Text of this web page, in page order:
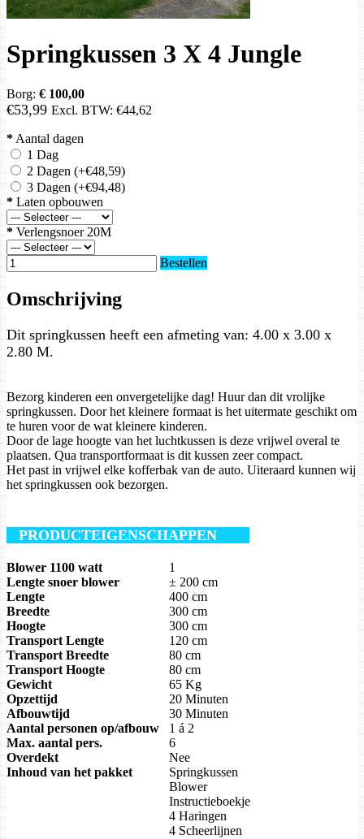
Springkussen 3 X 4 Jungle
Borg: € 100,00
€53,99 Excl. BTW: €44,62
* Aantal dagen
1 Dag
2 Dagen (+€48,59)
3 Dagen (+€94,48)
* Laten opbouwen
* Verlengsnoer 20M
Bestellen
Omschrijving
Dit springkussen heeft een afmeting van: 4.00 x 3.00 x
2.80 M.
Bezorg kinderen een onvergetelijke dag! Huur dan dit vrolijke
springkussen. Door het kleinere formaat is het uitermate geschikt om
te huren voor de wat kleinere kinderen.
Door de lage hoogte van het luchtkussen is deze vrijwel overal te
plaatsen. Qua transportformaat is dit kussen zeer compact.
Het past in vrijwel elke kofferbak van de auto. Uiteraard kunnen wij
het springkussen ook bezorgen.
PRODUCTEIGENSCHAPPEN
Blower 1100 watt
1
Lengte snoer blower
± 200 cm
Lengte
400 cm
Breedte
300 cm
Hoogte
300 cm
Transport Lengte
120 cm
Transport Breedte
80 cm
Transport Hoogte
80 cm
Gewicht
65 Kg
Opzettijd
20 Minuten
Afbouwtijd
30 Minuten
Aantal personen op/afbouw
1 á 2
Max. aantal pers.
6
Overdekt
Nee
Inhoud van het pakket
Springkussen
Blower
Instructieboekje
4 Haringen
4 Scheerlijnen